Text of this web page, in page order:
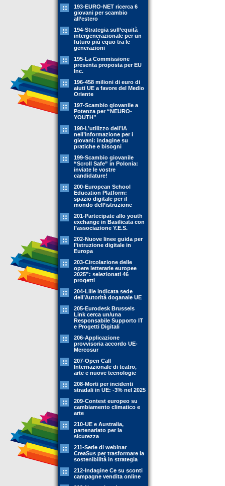
193-EURO-NET ricerca 6
giovani per scambio
all’estero
194-Strategia sull’equità
intergenerazionale per un
futuro più equo tra le
generazioni
195-La Commissione
presenta proposta per EU
Inc.
196-458 milioni di euro di
aiuti UE a favore del Medio
Oriente
197-Scambio giovanile a
Potenza per “NEURO-
YOUTH”
198-L’utilizzo dell’IA
nell’informazione per i
giovani: indagine su
pratiche e bisogni
199-Scambio giovanile
“Scroll Safe” in Polonia:
inviate le vostre
candidature!
200-European School
Education Platform:
spazio digitale per il
mondo dell’istruzione
201-Partecipate allo youth
exchange in Basilicata con
l’associazione Y.E.S.
202-Nuove linee guida per
l’istruzione digitale in
Europa
203-Circolazione delle
opere letterarie europee
2025”: selezionati 46
progetti
204-Lille indicata sede
dell’Autorità doganale UE
205-Eurodesk Brussels
Link cerca un/una
Responsabile Supporto IT
e Progetti Digitali
206-Applicazione
provvisoria accordo UE-
Mercosur
207-Open Call
Internazionale di teatro,
arte e nuove tecnologie
208-Morti per incidenti
stradali in UE: -3% nel 2025
209-Contest europeo su
cambiamento climatico e
arte
210-UE e Australia,
partenariato per la
sicurezza
211-Serie di webinar
CreaSus per trasformare la
sostenibilità in strategia
212-Indagine Ce su sconti
campagne vendita online